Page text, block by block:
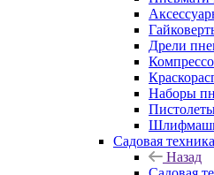
Дрели
Наборы
Садовая техника
Назад